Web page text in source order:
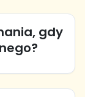
gdy